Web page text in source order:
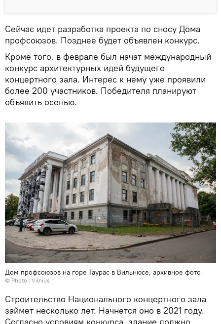
Сейчас идет разработка проекта по сносу Дома
профсоюзов. Позднее будет объявлен конкурс.
Кроме того, в феврале был начат международный
конкурс архитектурных идей будущего
концертного зала. Интерес к нему уже проявили
более 200 участников. Победителя планируют
объявить осенью.
Дом профсоюзов на горе Таурас в Вильнюсе, архивное фото
© Photo : Vilnius
Строительство Национального концертного зала
займет несколько лет. Начнется оно в 2021 году.